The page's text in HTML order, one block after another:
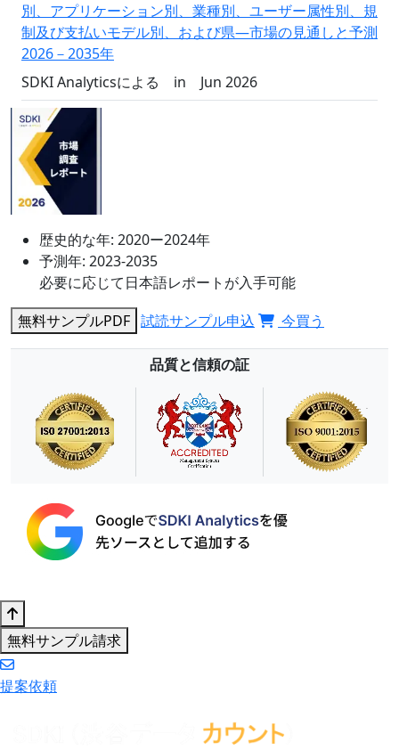
別、アプリケーション別、業種別、ユーザー属性別、規
制及び支払いモデル別、および県―市場の見通しと予測
2026－2035年
SDKI Analyticsによる
in Jun 2026
歴史的な年: 2020ー2024年
予測年: 2023-2035
必要に応じて日本語レポートが入手可能
無料サンプルPDF 試読サンプル申込 今買う
品質と信頼の証
無料サンプル請求
提案依頼